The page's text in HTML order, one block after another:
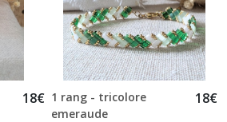
18€ 1 rang - tricolore
emeraude
18€